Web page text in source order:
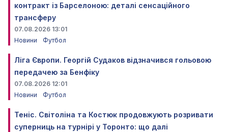
контракт із Барселоною: деталі сенсаційного
трансферу
07.08.2026 13:01
Новини
Футбол
Ліга Європи. Георгій Судаков відзначився гольовою
передачею за Бенфіку
07.08.2026 12:01
Новини
Футбол
Теніс. Світоліна та Костюк продовжують розривати
суперниць на турнірі у Торонто: що далі